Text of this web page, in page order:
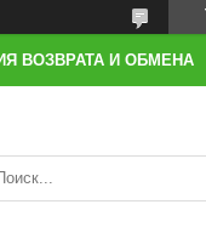
ВОЗВРАТА И ОБМЕНА